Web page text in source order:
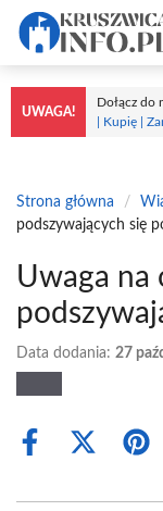
Przejdź
treści
UWAGA!
Dołącz do
| Kupię |
Strona główna /
podszywających się
Uwaga na
Data dodania: 27
Share
Share
(Twitter)